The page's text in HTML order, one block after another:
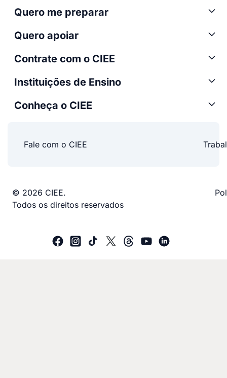
Quero me preparar
Quero apoiar
Contrate com o CIEE
Instituições de Ensino
Conheça o CIEE
Fale com o CIEE
© 2026 CIEE.
Todos os direitos reservados